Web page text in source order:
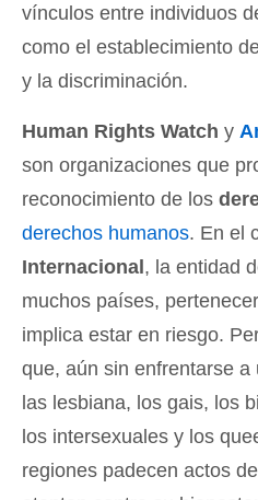
vínculos entre individuos
como el establecimiento
y la discriminación.
Human Rights Watch y
son organizaciones que
reconocimiento de los
derechos humanos. En el
Internacional, la entidad
muchos países,
implica estar en riesgo.
que, aún sin enfrentarse a
las lesbiana, los gais, los
los intersexuales y los
regiones padecen actos